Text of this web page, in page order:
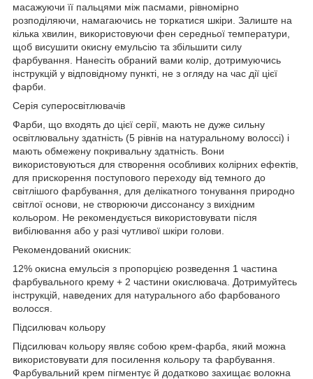
масажуючи її пальцями між пасмами, рівномірно
розподіляючи, намагаючись не торкатися шкіри. Залиште на
кілька хвилин, використовуючи фен середньої температури,
щоб висушити окисну емульсію та збільшити силу
фарбування. Нанесіть обраний вами колір, дотримуючись
інструкцій у відповідному пункті, не з огляду на час дії цієї
фарби.
Серія суперосвітлювачів
Фарби, що входять до цієї серії, мають не дуже сильну
освітлювальну здатність (5 рівнів на натуральному волоссі) і
мають обмежену покривальну здатність. Вони
використовуються для створення особливих колірних ефектів,
для прискорення поступового переходу від темного до
світлішого фарбування, для делікатного тонування природно
світлої основи, не створюючи диссонансу з вихідним
кольором. Не рекомендується використовувати після
вибілювання або у разі чутливої шкіри голови.
Рекомендований окисник:
12% окисна емульсія з пропорцією розведення 1 частина
фарбувального крему + 2 частини окислювача.
Дотримуйтесь
інструкцій, наведених для натурального або фарбованого
волосся.
Підсилювач кольору
Підсилювач кольору являє собою крем-фарба, який можна
використовувати для посилення кольору та фарбування.
Фарбувальний крем пігментує й додатково захищає волокна